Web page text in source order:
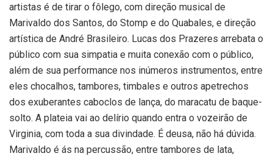
artistas é de tirar o fôlego, com direção musical de
Marivaldo dos Santos, do Stomp e do Quabales, e direção
artística de André Brasileiro. Lucas dos Prazeres arrebata o
público com sua simpatia e muita conexão com o público,
além de sua performance nos inúmeros instrumentos, entre
eles chocalhos, tambores, timbales e outros apetrechos
dos exuberantes caboclos de lança, do maracatu de baque-
solto. A plateia vai ao delírio quando entra o vozeirão de
Virginia, com toda a sua divindade. É deusa, não há dúvida.
Marivaldo é ás na percussão, entre tambores de lata,